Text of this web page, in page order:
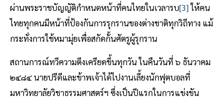
ผ่านพระราชบัญญัติกำหนดหน้าที่คนไทยในเวลารบ[3]ให้คน
ไทยทุกคนมีหน้าที่ป้องกันการรุกรานของต่างชาติทุกวิถีทาง แม้
กระทั่งการใช้หมามุ่ยเพื่อสกัดกั้นศัตรูผู้รุกราน
สถานการณ์ทวีความตึงเครียดขึ้นทุกวัน ในคืนวันที่ ๖ ธันวาคม
๒๔๘๔ นายปรีดีและข้าพเจ้าได้ไปงานเลี้ยงนักฟุตบอลที่
มหาวิทยาลัยวิชาธรรมศาสตร์ฯ ซึ่งเป็นปีแรกในการแข่งขัน